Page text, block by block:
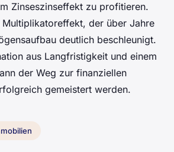
Zinseszinseffekt zu profitieren.
Multiplikatoreffekt, der über Jahre
deutlich beschleunigt.
aus Langfristigkeit und einem
der Weg zur finanziellen
gemeistert werden.